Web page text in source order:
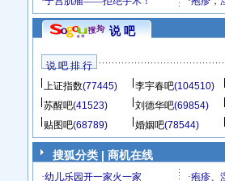
说 吧
说 吧 排 行
上证指数(77445) 李宇春吧(104510)
苏醒吧(41523) 刘德华吧(69854)
贴图吧(68789) 婚姻吧(78544)
搜狐分类 | 商机在线